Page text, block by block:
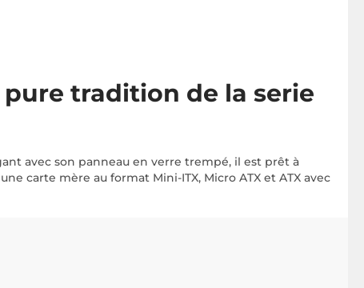
tradition de la serie
avec son panneau en verre trempé, il est prêt à
carte mère au format Mini-ITX, Micro ATX et ATX avec